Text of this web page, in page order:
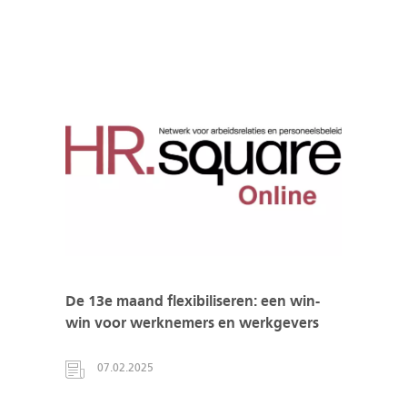
De 13e maand flexibiliseren: een win-
win voor werknemers en werkgevers
07.02.2025